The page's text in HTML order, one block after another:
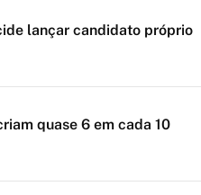
lançar candidato próprio
quase 6 em cada 10